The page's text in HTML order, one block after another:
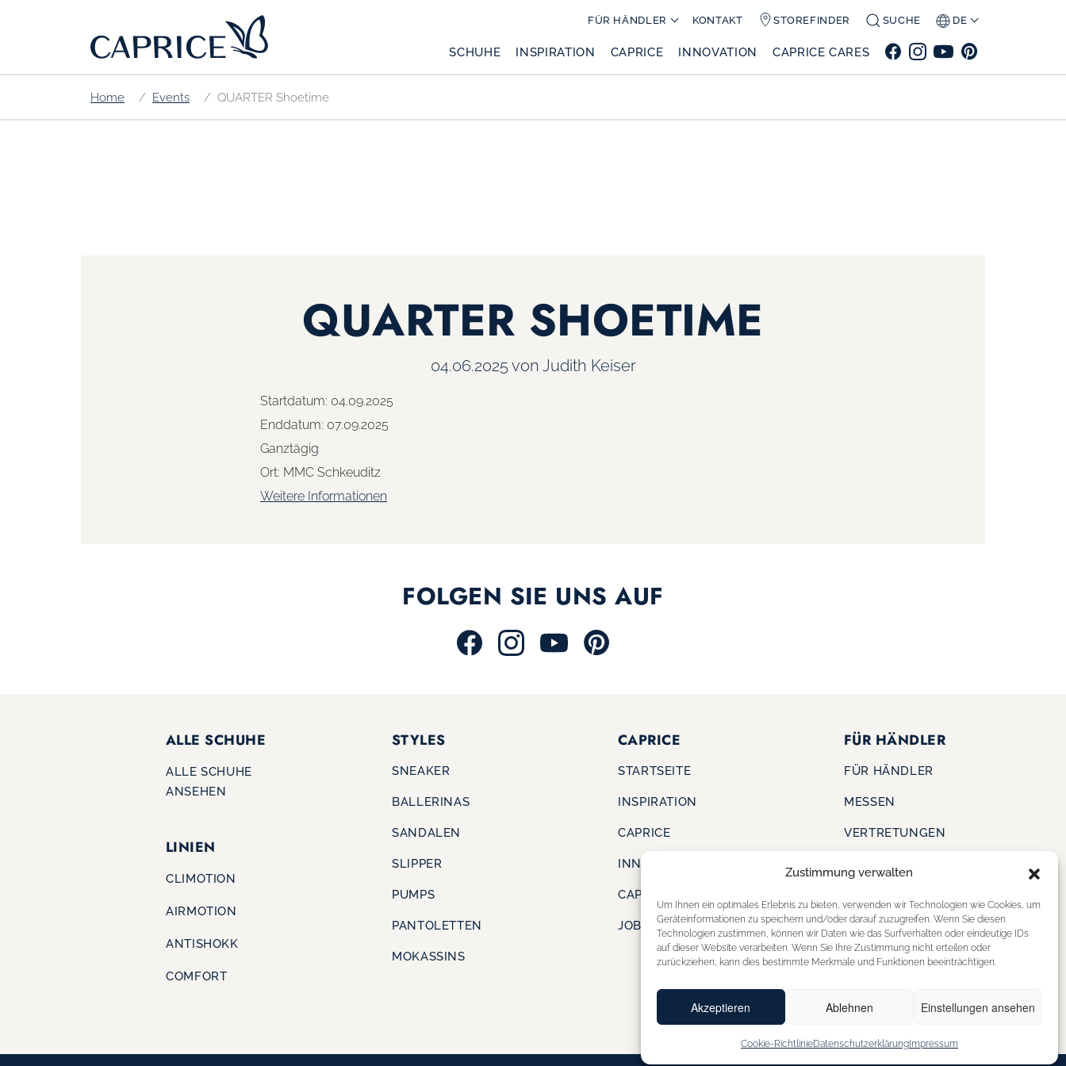
Zustimmung verwalten
Um Ihnen ein optimales Erlebnis zu bieten, verwenden wir Technologien wie Cookies, um
Geräteinformationen zu speichern und/oder darauf zuzugreifen. Wenn Sie diesen
Technologien zustimmen, können wir Daten wie das Surfverhalten oder eindeutige IDs
auf dieser Website verarbeiten. Wenn Sie Ihre Zustimmung nicht erteilen oder
zurückziehen, kann dies bestimmte Merkmale und Funktionen beeinträchtigen.
Akzeptieren Ablehnen Einstellungen ansehen
Cookie-RichtlinieDatenschutzerklärungImpressum
SCHUHE INSPIRATION CAPRICE INNOVATION CAPRICE CARES
FÜR HÄNDLER KONTAKT STOREFINDER SUCHE DE
Home Events QUARTER Shoetime
QUARTER SHOETIME
04.06.2025 von Judith Keiser
Startdatum: 04.09.2025
Enddatum: 07.09.2025
Ganztägig
Ort: MMC Schkeuditz
Weitere Informationen
FOLGEN SIE UNS AUF
ALLE SCHUHE
ALLE SCHUHE
ANSEHEN
LINIEN
CLIMOTION
AIRMOTION
ANTISHOKK
COMFORT
STYLES
SNEAKER
BALLERINAS
SANDALEN
SLIPPER
PUMPS
PANTOLETTEN
MOKASSINS
CAPRICE
STARTSEITE
INSPIRATION
CAPRICE
INNOVATION
CAPRICE CARES
JOBS & KARRIERE
FÜR HÄNDLER
FÜR HÄNDLER
MESSEN
VERTRETUNGEN
KONTAKT
SHOE OUTLET
STOREFINDER